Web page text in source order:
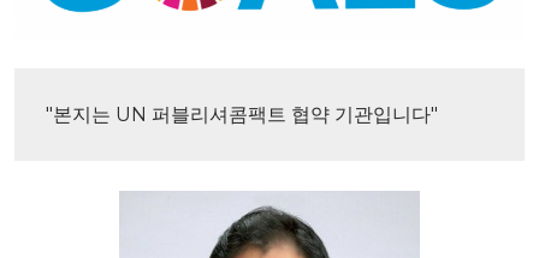
"본지는 UN 퍼블리셔콤팩트 협약 기관입니다"